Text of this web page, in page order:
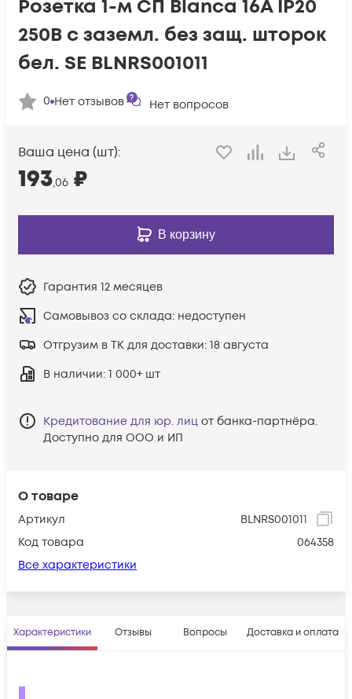
О товаре
Артикул
BLNRS001011
Код товара
064358
Все характеристики
Розетка 1-м СП Blanca 16А IP20
250В с заземл. без защ. шторок
бел. SE BLNRS001011
0 Нет отзывов Нет вопросов
Ваша цена (шт):
193,06 ₽
В корзину
Гарантия 12 месяцев
Самовывоз со склада: недоступен
Отгрузим в ТК для доставки: 18 августа
В наличии: 1 000+ шт
Кредитование для юр. лиц от банка-партнёра.
Доступно для ООО и ИП
Характеристики Отзывы Вопросы Доставка и оплата